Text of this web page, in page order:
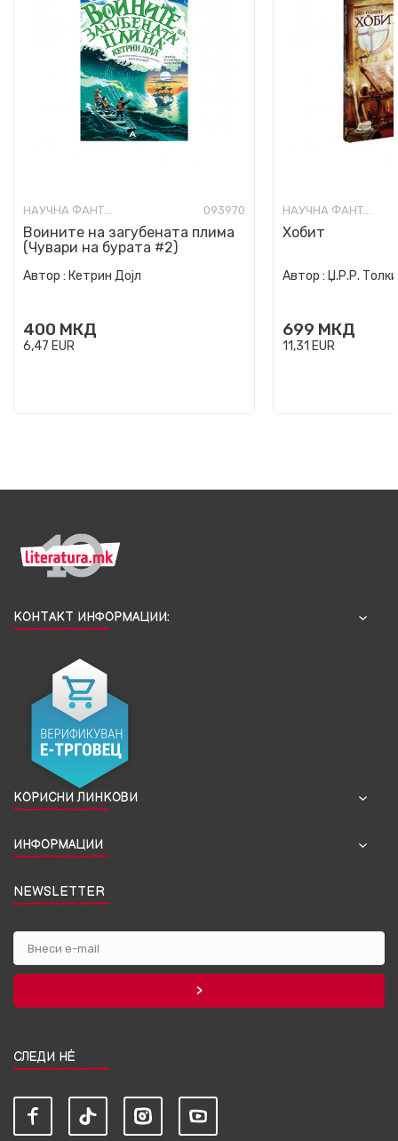
НАУЧНА ФАНТАСТИКА И ФАНТАЗИЈА ЗА МЛАДИ 093970
Воините на загубената плима
(Чувари на бурата #2)
Автор : Кетрин Дојл
400 МКД
6,47 EUR
НАУЧНА ФАНТАСТИКА И ФАНТАЗИЈА ЗА МЛАДИ
Хобит
Автор : Џ.Р.Р.
699 МКД
11,31 EUR
КОНТАКТ ИНФОРМАЦИИ:
КОРИСНИ ЛИНКОВИ
ИНФОРМАЦИИ
NEWSLETTER
СЛЕДИ НЀ